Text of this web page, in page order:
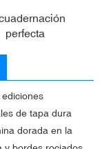
perfecta